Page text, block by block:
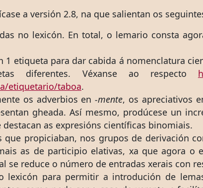
a versión 2.8, na que salientan os
no lexicón. En total, o lemario consta
1 etiqueta para dar cabida á nomenclatura
diferentes. Véxanse ao respecto
etiquetario/taboa.
os adverbios en-mente, os apreciativos
gheada. Así mesmo, prodúcese un
as expresións científicas binomiais.
que propiciaban, nos grupos de derivación
as de participio elativas, xa que agora o
se reduce o número de entradas xerais con
lexicón para permitir a introdución de